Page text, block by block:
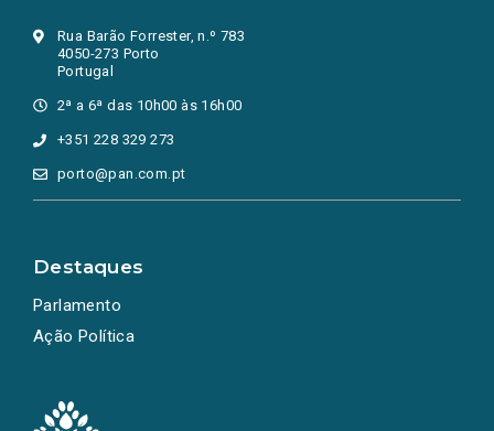
Rua Barão Forrester, n.º 783
4050-273 Porto
Portugal
2ª a 6ª das 10h00 às 16h00
+351 228 329 273
porto@pan.com.pt
Destaques
Parlamento
Ação Política